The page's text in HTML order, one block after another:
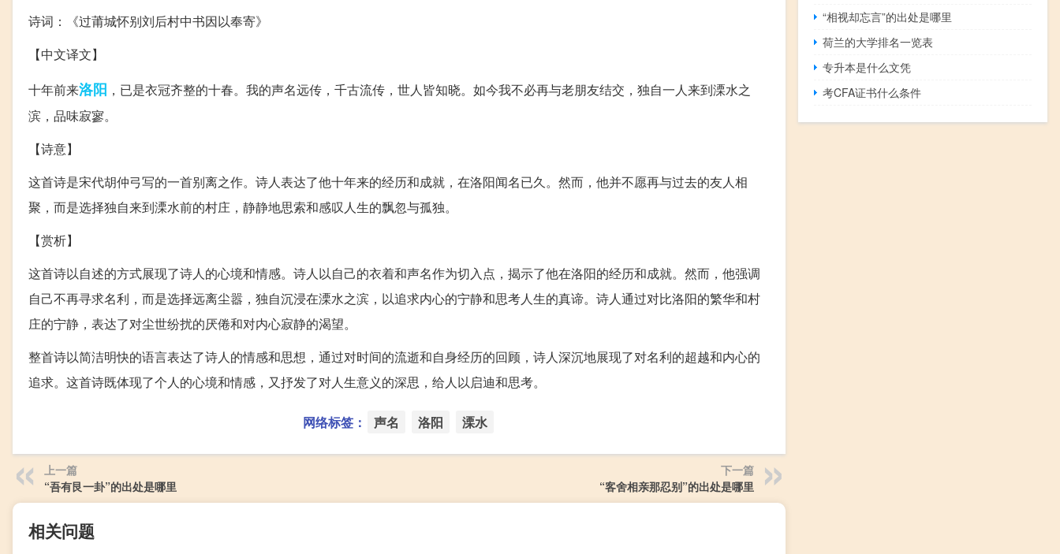
诗词：《过莆城怀别刘后村中书因以奉寄》
【中文译文】
十年前来洛阳 ，已是衣冠齐整的十春。我的声名远传，千古流传，世人皆知晓。如今我不必再与老朋友结交，独自一人来到溧水之
滨，品味寂寥。
【诗意】
这首诗是宋代胡仲弓写的一首别离之作。诗人表达了他十年来的经历和成就，在洛阳闻名已久。然而，他并不愿再与过去的友人相
聚，而是选择独自来到溧水前的村庄，静静地思索和感叹人生的飘忽与孤独。
【赏析】
这首诗以自述的方式展现了诗人的心境和情感。诗人以自己的衣着和声名作为切入点，揭示了他在洛阳的经历和成就。然而，他强调
自己不再寻求名利，而是选择远离尘嚣，独自沉浸在溧水之滨，以追求内心的宁静和思考人生的真谛。诗人通过对比洛阳的繁华和村
庄的宁静，表达了对尘世纷扰的厌倦和对内心寂静的渴望。
整首诗以简洁明快的语言表达了诗人的情感和思想，通过对时间的流逝和自身经历的回顾，诗人深沉地展现了对名利的超越和内心的
追求。这首诗既体现了个人的心境和情感，又抒发了对人生意义的深思，给人以启迪和思考。
网络标签： 声名 洛阳 溧水
上一篇
“吾有艮一卦”的出处是哪里
下一篇
“客舍相亲那忍别”的出处是哪里
相关问题
“相视却忘言”的出处是哪里
荷兰的大学排名一览表
专升本是什么文凭
考CFA证书什么条件